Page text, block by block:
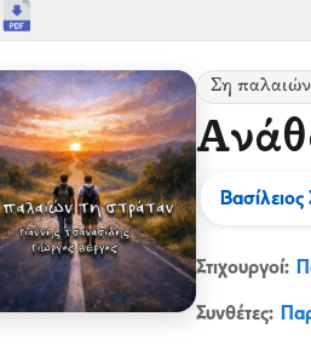
Ση
Στιχουργοί:
Συνθέτες: